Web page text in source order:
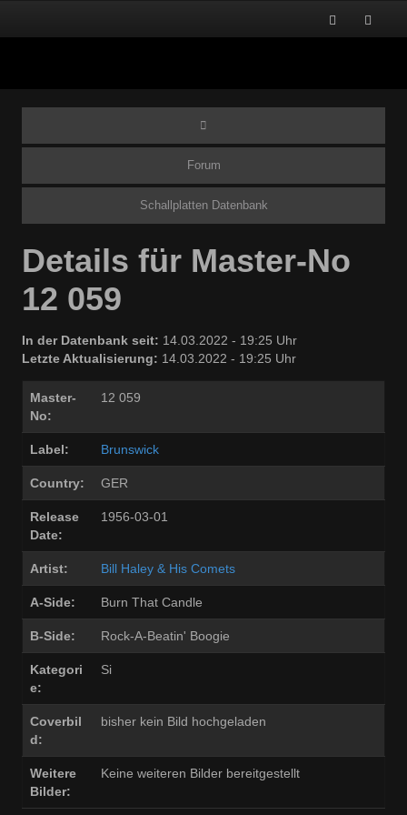
Forum
Schallplatten Datenbank
Details für Master-No
12 059
In der Datenbank seit: 14.03.2022 - 19:25 Uhr
Letzte Aktualisierung: 14.03.2022 - 19:25 Uhr
Master-
No:
12 059
Label: Brunswick
Country: GER
Release
Date:
1956-03-01
Artist: Bill Haley & His Comets
A-Side: Burn That Candle
B-Side: Rock-A-Beatin' Boogie
Kategori
e:
Si
Coverbil
d:
bisher kein Bild hochgeladen
Weitere
Bilder:
Keine weiteren Bilder bereitgestellt